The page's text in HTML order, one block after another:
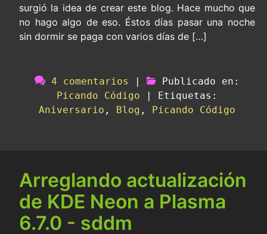
surgió la idea de crear este blog. Hace mucho que
no hago algo de eso. Éstos días pasar una noche
sin dormir se paga con varios días de […]
4 comentarios |
Publicado en:
Picando Código | Etiquetas:
Aniversario , Blog , Picando Código
Arreglando actualización
de KDE Neon a Plasma
6.7.0 - sddm